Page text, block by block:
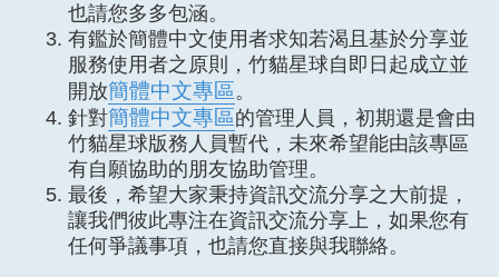
也請您多多包涵。
有鑑於簡體中文使用者求知若渴且基於分享並
服務使用者之原則，竹貓星球自即日起成立並
開放簡體中文專區。
針對簡體中文專區的管理人員，初期還是會由
竹貓星球版務人員暫代，未來希望能由該專區
有自願協助的朋友協助管理。
最後，希望大家秉持資訊交流分享之大前提，
讓我們彼此專注在資訊交流分享上，如果您有
任何爭議事項，也請您直接與我聯絡。